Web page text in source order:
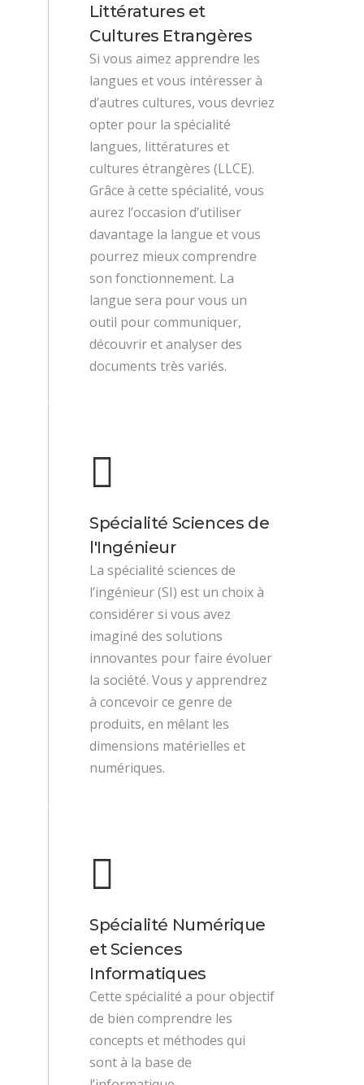
Littératures et
Cultures Etrangères
Si vous aimez apprendre les
langues et vous intéresser à
d’autres cultures, vous devriez
opter pour la spécialité
langues, littératures et
cultures étrangères (LLCE).
Grâce à cette spécialité, vous
aurez l’occasion d’utiliser
davantage la langue et vous
pourrez mieux comprendre
son fonctionnement. La
langue sera pour vous un
outil pour communiquer,
découvrir et analyser des
documents très variés.
Spécialité Sciences de
l'Ingénieur
La spécialité sciences de
l’ingénieur (SI) est un choix à
considérer si vous avez
imaginé des solutions
innovantes pour faire évoluer
la société. Vous y apprendrez
à concevoir ce genre de
produits, en mêlant les
dimensions matérielles et
numériques.
Spécialité Numérique
et Sciences
Informatiques
Cette spécialité a pour objectif
de bien comprendre les
concepts et méthodes qui
sont à la base de